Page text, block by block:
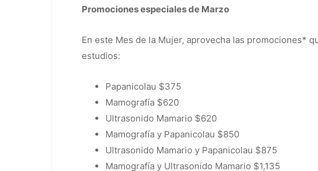
Promociones especiales de Marzo
En este Mes de la Mujer, aprovecha las promociones*
estudios:
Papanicolau $375
Mamografía $620
Ultrasonido Mamario $620
Mamografía y Papanicolau $850
Ultrasonido Mamario y Papanicolau $875
Mamografía y Ultrasonido Mamario $1,135